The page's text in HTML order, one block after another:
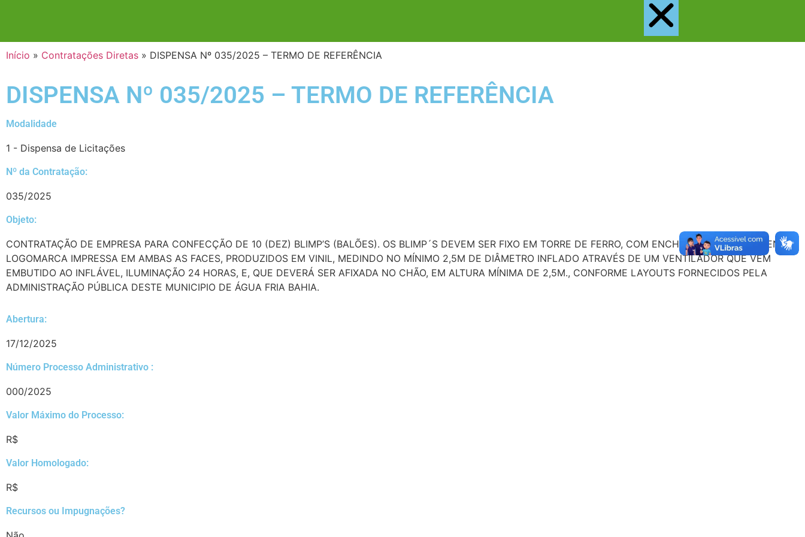
Início » Contratações Diretas » DISPENSA Nº 035/2025 – TERMO DE REFERÊNCIA
DISPENSA Nº 035/2025 – TERMO DE REFERÊNCIA
Modalidade
1 - Dispensa de Licitações
Nº da Contratação:
035/2025
Objeto:
CONTRATAÇÃO DE EMPRESA PARA CONFECÇÃO DE 10 (DEZ) BLIMP’S (BALÕES). OS BLIMP´S DEVEM SER FIXO EM TORRE DE FERRO, COM ENCHIMENTO EM AR QUENTE,
LOGOMARCA IMPRESSA EM AMBAS AS FACES, PRODUZIDOS EM VINIL, MEDINDO NO MÍNIMO 2,5M DE DIÂMETRO INFLADO ATRAVÉS DE UM VENTILADOR QUE VEM
EMBUTIDO AO INFLÁVEL, ILUMINAÇÃO 24 HORAS, E, QUE DEVERÁ SER AFIXADA NO CHÃO, EM ALTURA MÍNIMA DE 2,5M., CONFORME LAYOUTS FORNECIDOS PELA
ADMINISTRAÇÃO PÚBLICA DESTE MUNICIPIO DE ÁGUA FRIA BAHIA.
Abertura:
17/12/2025
Número Processo Administrativo :
000/2025
Valor Máximo do Processo: ​
R$
Valor Homologado: ​
R$
Recursos ou Impugnações? ​